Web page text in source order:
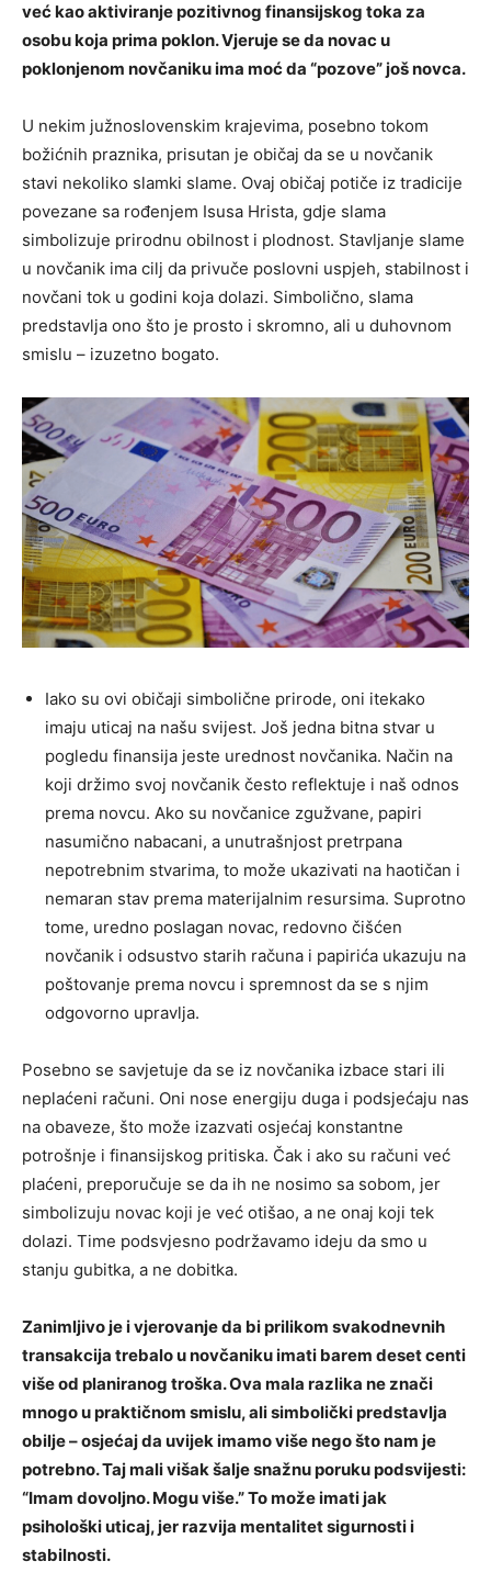
već kao aktiviranje pozitivnog finansijskog toka za
osobu koja prima poklon. Vjeruje se da novac u
poklonjenom novčaniku ima moć da “pozove” još novca.
U nekim južnoslovenskim krajevima, posebno tokom
božićnih praznika, prisutan je običaj da se u novčanik
stavi nekoliko slamki slame. Ovaj običaj potiče iz tradicije
povezane sa rođenjem Isusa Hrista, gdje slama
simbolizuje prirodnu obilnost i plodnost. Stavljanje slame
u novčanik ima cilj da privuče poslovni uspjeh, stabilnost i
novčani tok u godini koja dolazi. Simbolično, slama
predstavlja ono što je prosto i skromno, ali u duhovnom
smislu – izuzetno bogato.
Iako su ovi običaji simbolične prirode, oni itekako
imaju uticaj na našu svijest. Još jedna bitna stvar u
pogledu finansija jeste urednost novčanika. Način na
koji držimo svoj novčanik često reflektuje i naš odnos
prema novcu. Ako su novčanice zgužvane, papiri
nasumično nabacani, a unutrašnjost pretrpana
nepotrebnim stvarima, to može ukazivati na haotičan i
nemaran stav prema materijalnim resursima. Suprotno
tome, uredno poslagan novac, redovno čišćen
novčanik i odsustvo starih računa i papirića ukazuju na
poštovanje prema novcu i spremnost da se s njim
odgovorno upravlja.
Posebno se savjetuje da se iz novčanika izbace stari ili
neplaćeni računi. Oni nose energiju duga i podsjećaju nas
na obaveze, što može izazvati osjećaj konstantne
potrošnje i finansijskog pritiska. Čak i ako su računi već
plaćeni, preporučuje se da ih ne nosimo sa sobom, jer
simbolizuju novac koji je već otišao, a ne onaj koji tek
dolazi. Time podsvjesno podržavamo ideju da smo u
stanju gubitka, a ne dobitka.
Zanimljivo je i vjerovanje da bi prilikom svakodnevnih
transakcija trebalo u novčaniku imati barem deset centi
više od planiranog troška. Ova mala razlika ne znači
mnogo u praktičnom smislu, ali simbolički predstavlja
obilje – osjećaj da uvijek imamo više nego što nam je
potrebno. Taj mali višak šalje snažnu poruku podsvijesti:
“Imam dovoljno. Mogu više.” To može imati jak
psihološki uticaj, jer razvija mentalitet sigurnosti i
stabilnosti.